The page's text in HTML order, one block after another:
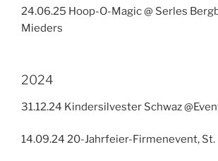
24.06.25 Hoop-O-Magic @ Serles
Mieders
2024
31.12.24 Kindersilvester Schwaz
14.09.24 20-Jahrfeier-Firmenevent, St.